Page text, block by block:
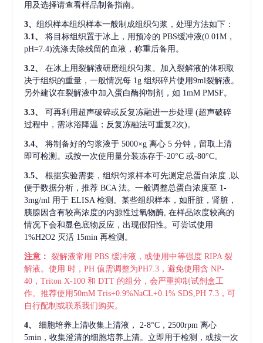
用及选择请查看样品制备指南。
3、 组织样本组织样本一般制成组织匀浆，处理方法如下：
3.1、
将目标组织置于冰上，用预冷的 PBS缓冲液(0.01M，
pH=7.4)洗涤去除残留的血液，称重后备用。
3.2、
在冰上用裂解液研磨组织匀浆。加入裂解液的体积取
决于组织的重量，一般情况每 1g 组织碎片使用9ml裂解液。
另外建议在裂解液中加入蛋白酶抑制剂，如 1mM PMSF。
3.3、 可再利用超声破碎或反复冻融进一步处理 (超声破碎
过程中，需冰浴降温；反复冻融法可重复2次)。
3.4、 将制备好的匀浆液于 5000×g 离心 5 分钟，留取上清
即可检测。或按一次使用量分装冻存于-20°C 或-80°C。
3.5、 根据实验需要，组织匀浆样本可先测定总蛋白浓度 ,以
便于数据分析，推荐 BCA 法。一般调整总蛋白浓度至 1-
3mg/ml 用于 ELISA 检测。某些组织样本，如肝脏，肾脏，
胰腺因含有较高浓度的内源性过氧物酶, 在样品浓度较高的
情况下会和显色底物反应，出现假阳性。可尝试使用
1%H2O2 灭活 15min 再检测。
注意： 裂解液常用 PBS 缓冲液，或使用中等强度 RIPA 裂
解液。使用 时，PH 值需调整为PH7.3，避免使用含 NP-
40，Triton X-100 和 DTT 的组分，会严重抑制试剂盒工
作。推荐使用50mM Tris+0.9%NaCL+0.1% SDS,PH 7.3，可
自行配制或联系我们购买。
4、 细胞培养上清收集上清液，
2-8°C，2500rpm 离心
5min，收集澄清的细胞培养上清。立即用于检测，或按一次